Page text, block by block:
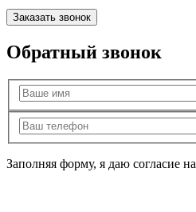
Заказать звонок
Обратный звонок
Заполняя форму, я даю согласие на